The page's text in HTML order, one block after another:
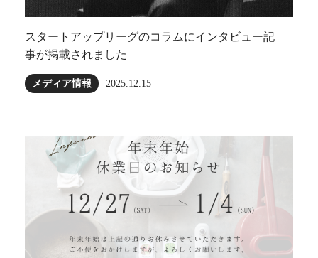
スタートアップリーグのコラムにインタビュー記
事が掲載されました
メディア情報 2025.12.15